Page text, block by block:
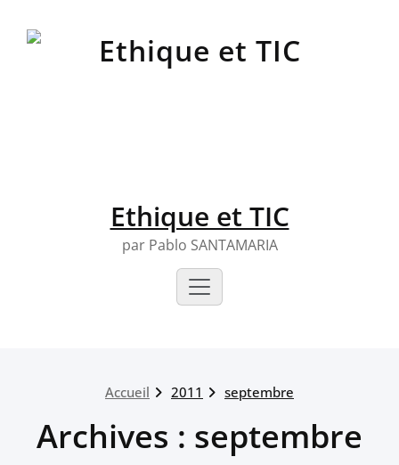
Ethique et TIC
par Pablo SANTAMARIA
Accueil 2011 septembre
Archives : septembre